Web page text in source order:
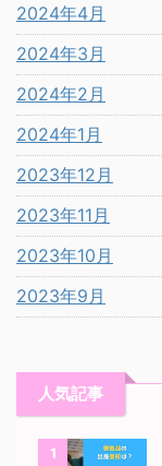
2024年4月
2024年3月
2024年2月
2024年1月
2023年12月
2023年11月
2023年10月
2023年9月
人気記事
1